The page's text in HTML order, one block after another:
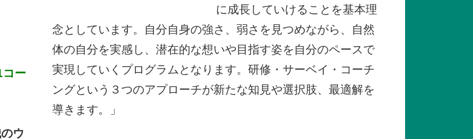
ー
ウ
に成長していけることを基本理
念としています。自分自身の強さ、弱さを見つめながら、自然
体の自分を実感し、潜在的な想いや目指す姿を自分のペースで
実現していくプログラムとなります。研修・サーベイ・コーチ
ングという３つのアプローチが新たな知見や選択肢、最適解を
導きます。」